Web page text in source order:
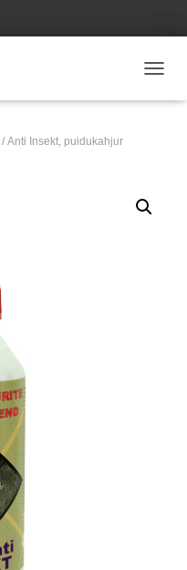
/ Anti Insekt, puidukahjur